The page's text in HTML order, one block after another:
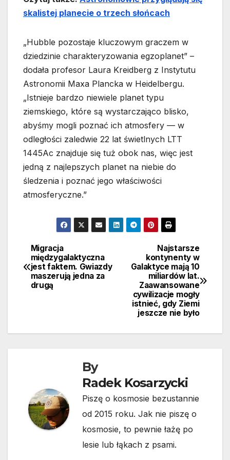
skalistej planecie o trzech słońcach
„Hubble pozostaje kluczowym graczem w
dziedzinie charakteryzowania egzoplanet” –
dodała profesor Laura Kreidberg z Instytutu
Astronomii Maxa Plancka w Heidelbergu.
„Istnieje bardzo niewiele planet typu
ziemskiego, które są wystarczająco blisko,
abyśmy mogli poznać ich atmosfery — w
odległości zaledwie 22 lat świetlnych LTT
1445Ac znajduje się tuż obok nas, więc jest
jedną z najlepszych planet na niebie do
śledzenia i poznać jego właściwości
atmosferyczne.”
Nawigacja
wpisu
Najstarsze
kontynenty w
Galaktyce mają 10
miliardów lat.
Zaawansowane
cywilizacje mogły
istnieć, gdy Ziemi
jeszcze nie było
Migracja
międzygalaktyczna
jest faktem. Gwiazdy
maszerują jedna za
drugą
By
Radek Kosarzycki
Piszę o kosmosie bezustannie
od 2015 roku. Jak nie piszę o
kosmosie, to pewnie łażę po
lesie lub łąkach z psami.